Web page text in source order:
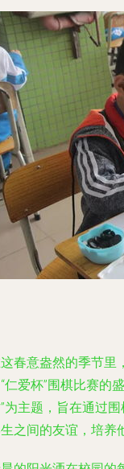
春意盎然的季节里
仁爱杯”围棋比赛的
为主题，旨在通过
之间的友谊，培养